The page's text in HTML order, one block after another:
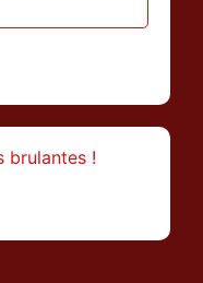
brulantes !